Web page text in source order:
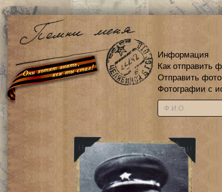
Информация
Как отправить
Отправить
Фотографии с